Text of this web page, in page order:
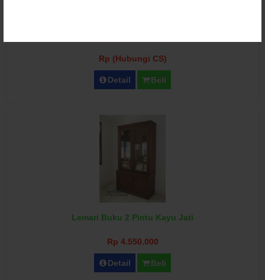
Rp (Hubungi CS)
Detail Beli
Lemari Buku 2 Pintu Kayu Jati
Rp 4.550.000
Detail Beli